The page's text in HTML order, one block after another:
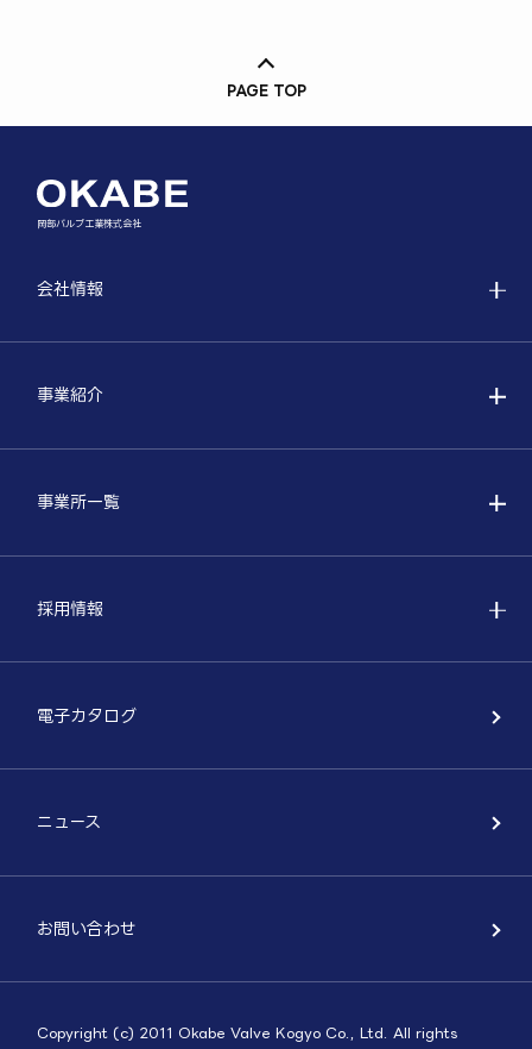
PAGE TOP
岡部バルブ工業株式会社
会社情報
事業紹介
事業所一覧
採用情報
電子カタログ
ニュース
お問い合わせ
Copyright (c) 2011 Okabe Valve Kogyo Co., Ltd. All rights